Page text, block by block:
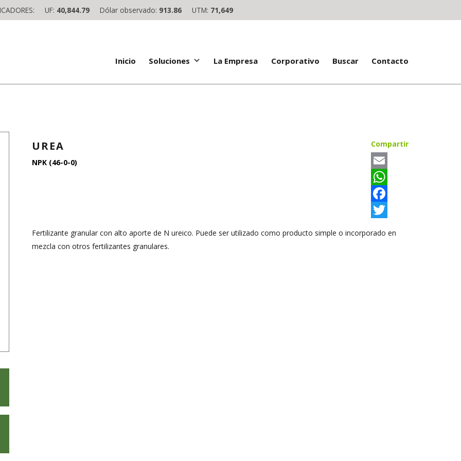
UF: 40,844.79 Dólar observado: 913.86 UTM: 71,649
Inicio Soluciones La Empresa Corporativo Buscar Contacto
UREA
NPK (46-0-0)
Compartir
Email
WhatsApp
Facebook
Fertilizante granular con alto aporte de N ureico. Puede ser utilizado como producto simple o incorporado en
mezcla con otros fertilizantes granulares.